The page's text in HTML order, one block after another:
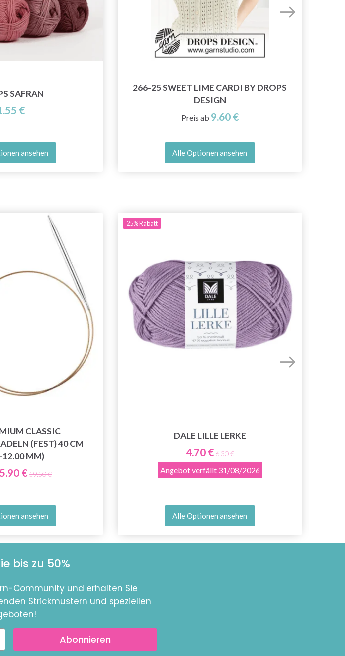
SAFRAN
€
ansehen
266-25 SWEET LIME CARDI BY DROPS
DESIGN
Preis ab 9.60 €
Alle Optionen ansehen
CLASSIC
(FEST) 40 CM
MM)
5.90 €19.50 €
ansehen
25%Rabatt
DALE LILLE LERKE
4.70 €6.30 €
Angebot verfällt 31/08/2026
Alle Optionen ansehen
bis zu 50%
Community und erhalten Sie
Strickmustern und speziellen
Abonnieren